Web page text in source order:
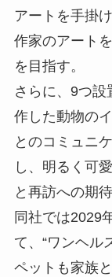
アートを手掛
作家のアート
を目指す。
さらに、9つ設
作した動物の
とのコミュニ
し、明るく可
と再訪への期
同社では2029
て、“ワンヘル
ペットも家族